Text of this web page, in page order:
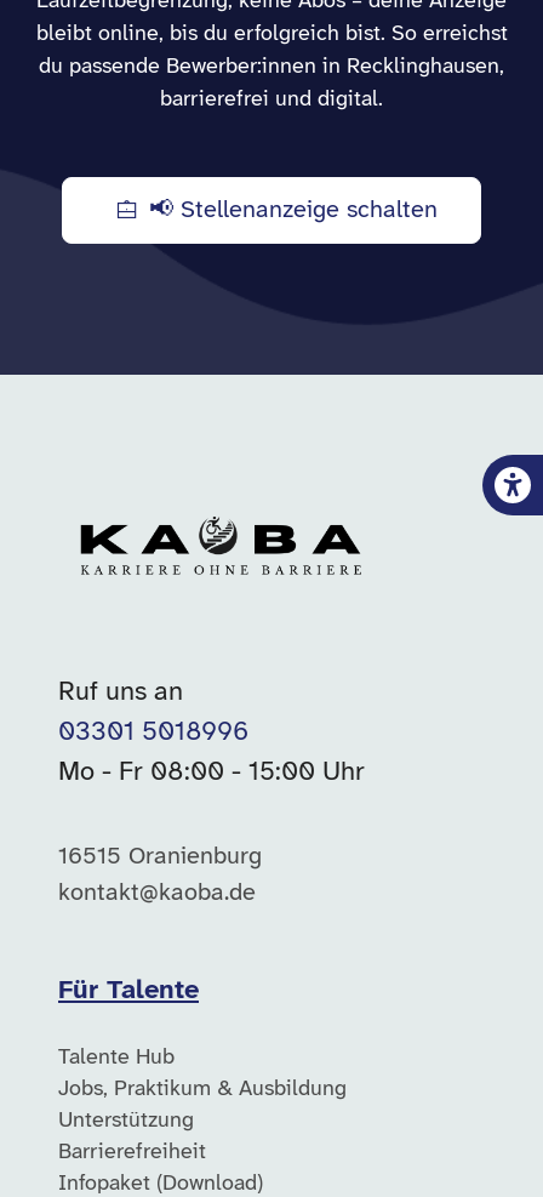
bleibt online, bis du erfolgreich bist. So erreichst
du passende Bewerber:innen in Recklinghausen,
barrierefrei und digital.
📢 Stellenanzeige schalten
Ruf uns an
03301 5018996
Mo - Fr 08:00 - 15:00 Uhr
16515 Oranienburg
kontakt@kaoba.de
Für Talente
Talente Hub
Jobs, Praktikum & Ausbildung
Unterstützung
Barrierefreiheit
Infopaket (Download)